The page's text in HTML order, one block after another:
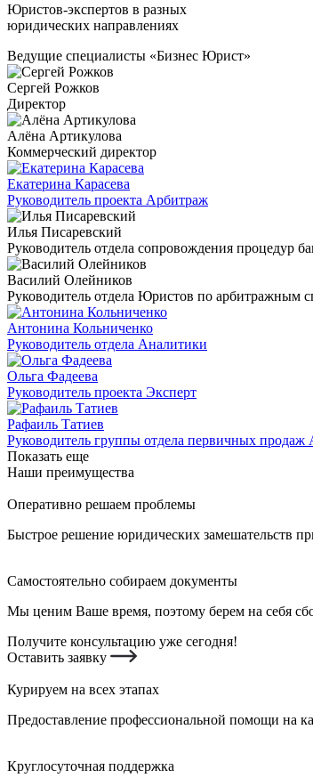
Юристов-экспертов в разных
юридических направлениях
Ведущие специалисты «Бизнес Юрист»
Сергей Рожков
Директор
Алёна Артикулова
Коммерческий директор
Екатерина Карасева
Руководитель проекта Арбитраж
Илья Писаревский
Руководитель отдела сопровождения процедур
Василий Олейников
Руководитель отдела Юристов по арбитражным
Антонина Кольниченко
Руководитель отдела Аналитики
Ольга Фадеева
Руководитель проекта Эксперт
Рафаиль Татиев
Руководитель группы отдела первичных продаж
Показать еще
Наши преимущества
Оперативно решаем проблемы
Быстрое решение юридических замешательств
Самостоятельно собираем документы
Мы ценим Ваше время, поэтому берем на себя
Получите консультацию уже сегодня!
Оставить заявку
Курируем на всех этапах
Предоставление профессиональной помощи на
Круглосуточная поддержка